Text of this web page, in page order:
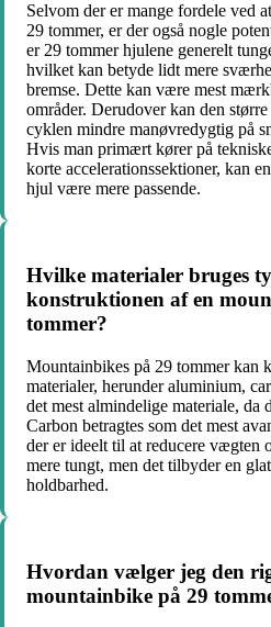
Selvom der er mange fordele ved
29 tommer, er der også nogle
er 29 tommer hjulene generelt
hvilket kan betyde lidt mere
bremse. Dette kan være mest
områder. Derudover kan den
cyklen mindre manøvredygtig på
Hvis man primært kører på
korte accelerationssektioner, kan
hjul være mere passende.
Hvilke materialer bruges
konstruktionen af en
tommer?
Mountainbikes på 29 tommer kan
materialer, herunder aluminium,
det mest almindelige materiale, da
Carbon betragtes som det mest
der er ideelt til at reducere vægten
mere tungt, men det tilbyder en
holdbarhed.
Hvordan vælger jeg den
mountainbike på 29